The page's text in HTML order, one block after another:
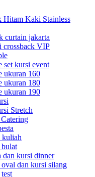
Hitam Kaki Stainless
curtain jakarta
crossback VIP
set kursi event
ukuran 160
ukuran 180
ukuran 190
Stretch
kuliah
bulat
dan kursi dinner
oval dan kursi silang